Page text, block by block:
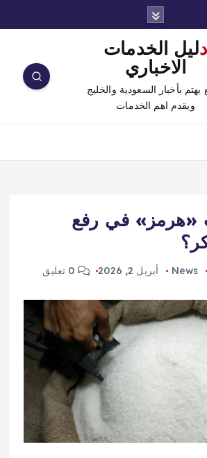
دليل الخدمات
الاخباري
يهتم بأخبار السعودية والخليج
ويقدم اهم الخدمات
في رفع
News أبريل 2, 2026